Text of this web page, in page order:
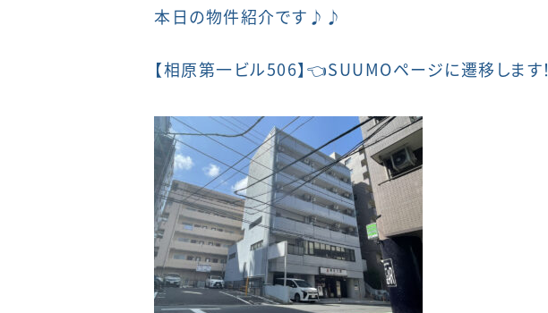
本日の物件紹介です♪♪
【相原第一ビル506】👈SUUMOページに遷移します！